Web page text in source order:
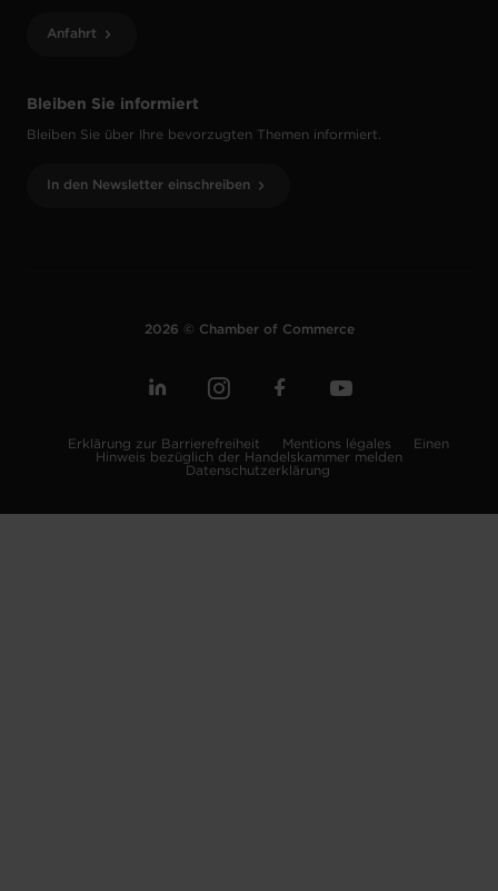
Bleiben Sie informiert
Bleiben Sie über Ihre bevorzugten Themen informiert.
In den Newsletter einschreiben
Anfahrt
2026 © Chamber of Commerce
Erklärung zur Barrierefreiheit Mentions légales
Einen
Hinweis bezüglich der Handelskammer melden
Datenschutzerklärung